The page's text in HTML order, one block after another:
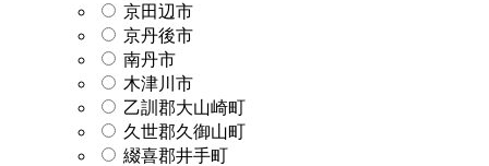
京田辺市
京丹後市
南丹市
木津川市
乙訓郡大山崎町
久世郡久御山町
綴喜郡井手町